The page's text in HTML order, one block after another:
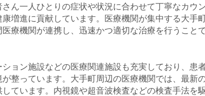
ん一人ひとりの症状や状況に合わせて丁寧なカウ
増進に貢献しています。医療機関が集中する大手
療機関が連携し、迅速かつ適切な治療を行うこと
ョン施設などの医療関連施設も充実しており、患
整っています。大手町周辺の医療機関では、最新
ています。内視鏡や超音波検査などの検査手法を